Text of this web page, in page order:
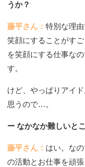
うか？
藤平さん： 特別な理
笑顔にすることがす
を笑顔にする仕事な
す。
けど、やっぱりアイ
思うので…。
ー なかなか難しいと
藤平さん： はい。な
の活動とお仕事を頑